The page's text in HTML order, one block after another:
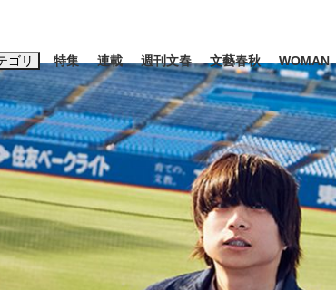
ゴリ
ス エンタメ ライフ ビジネ
特集 連載 週刊文春 文藝春秋 WOMAN
キーワード入力
ワードタグ一覧
田晋 #三山凌輝 #後藤真希 #森岡毅 #城彰二
上彰